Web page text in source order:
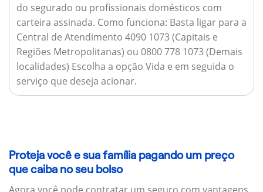
do segurado ou profissionais domésticos com
carteira assinada. Como funciona: Basta ligar para a
Central de Atendimento 4090 1073 (Capitais e
Regiões Metropolitanas) ou 0800 778 1073 (Demais
localidades) Escolha a opção Vida e em seguida o
serviço que deseja acionar.
Proteja você e sua família pagando um preço
que caiba no seu bolso